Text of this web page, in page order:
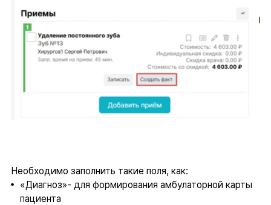
Необходимо заполнить такие поля, как:
«Диагноз»- для формирования амбулаторной карты
пациента